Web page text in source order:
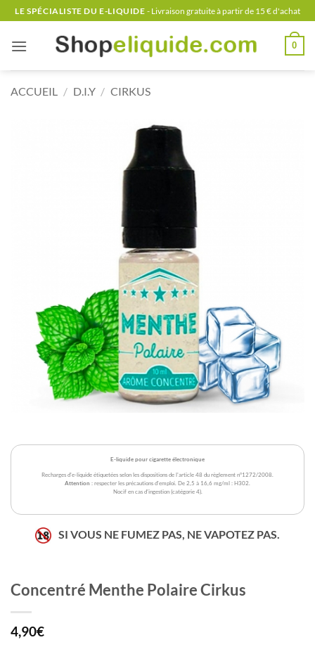
Passer
au
contenu
LE SPÉCIALISTE DU E-LIQUIDE - Livraison gratuite à partir de 15 € d'achat
0
ACCUEIL / D.I.Y / CIRKUS
E-liquide pour cigarette électronique
Recharges d'e-liquide étiquetées selon les dispositions de l'article 48 du règlement n°1272/2008.
Attention : respecter les précautions d'emploi. De 2,5 à 16,6 mg/ml : H302.
Nocif en cas d'ingestion (catégorie 4).
SI VOUS NE FUMEZ PAS, NE VAPOTEZ PAS.
Concentré Menthe Polaire Cirkus
4,90€